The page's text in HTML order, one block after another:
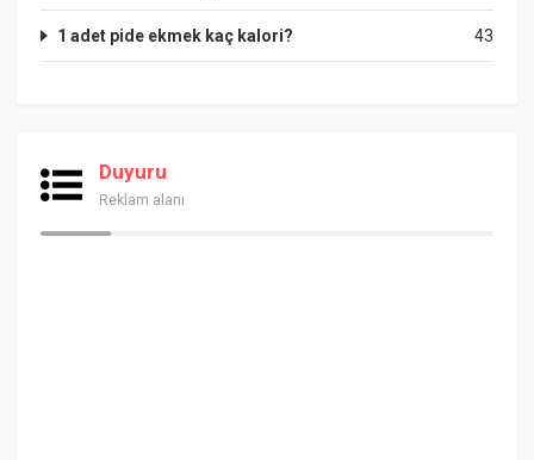
43
1 adet pide ekmek kaç kalori?
Duyuru
Reklam alanı